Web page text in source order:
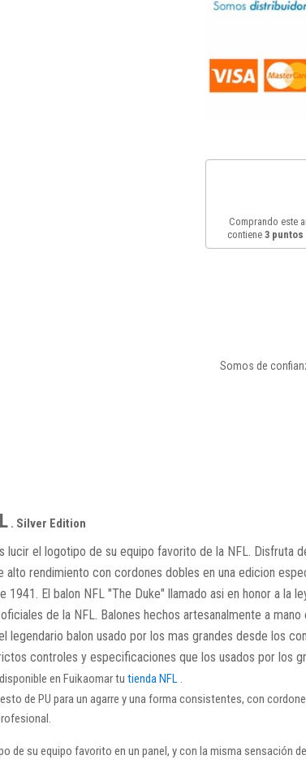
Comprando este
contiene 3puntos
Somos de
. Silver Edition
lucir el logotipo de su equipo favorito de la NFL. Disfruta
rendimiento con cordones dobles en una edicion
El balon NFL "The Duke" llamado asi en honor a la
de la NFL. Balones hechos artesanalmente a
legendario balon usado por los mas grandes desde los
controles y especificaciones que los usados por los
en Fuikaomar tu tienda NFL .
de PU para un agarre y una forma consistentes, con
de su equipo favorito en un panel, y con la misma sensación